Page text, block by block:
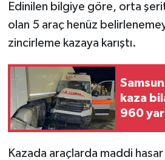
Edinilen bilgiye göre, orta
olan 5 araç henüz
zincirleme kazaya karıştı.
kaza
960
Kazada araçlarda maddi